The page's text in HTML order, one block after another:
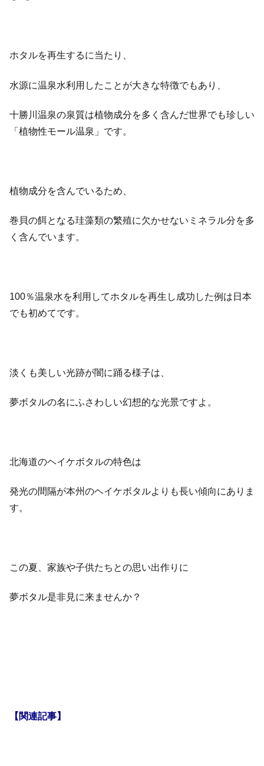
ホタルを再生するに当たり、
水源に温泉水利用したことが大きな特徴でもあり、
十勝川温泉の泉質は植物成分を多く含んだ世界でも珍しい
「植物性モール温泉」です。
植物成分を含んでいるため、
巻貝の餌となる珪藻類の繁殖に欠かせないミネラル分を多
く含んでいます。
100％温泉水を利用してホタルを再生し成功した例は日本
でも初めてです。
淡くも美しい光跡が闇に踊る様子は、
夢ボタルの名にふさわしい幻想的な光景ですよ。
北海道のヘイケボタルの特色は
発光の間隔が本州のヘイケボタルよりも長い傾向にありま
す。
この夏、家族や子供たちとの思い出作りに
夢ボタル是非見に来ませんか？
【関連記事】